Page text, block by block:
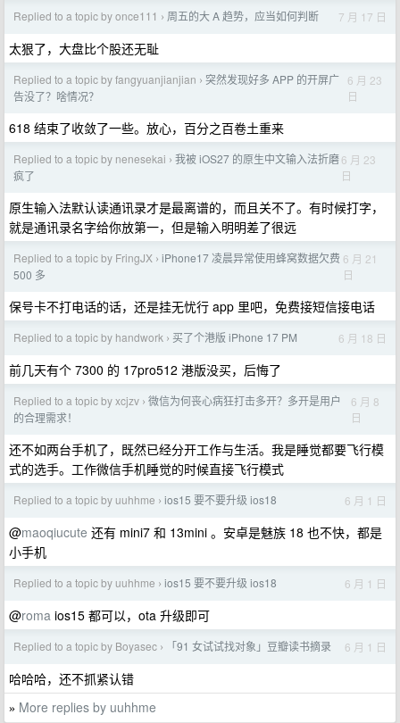
Replied to a topic by once111 › 周五的大 A 趋势，应当如何判断 7 月 17 日
太狠了，大盘比个股还无耻
Replied to a topic by fangyuanjianjian › 突然发现好多 APP 的开屏广
告没了？啥情况？
6 月 23
日
618 结束了收敛了一些。放心，百分之百卷土重来
Replied to a topic by nenesekai › 我被 iOS27 的原生中文输入法折磨
疯了
6 月 23
日
原生输入法默认读通讯录才是最离谱的，而且关不了。有时候打字，
就是通讯录名字给你放第一，但是输入明明差了很远
Replied to a topic by FringJX › iPhone17 凌晨异常使用蜂窝数据欠费
500 多
6 月 21
日
保号卡不打电话的话，还是挂无忧行 app 里吧，免费接短信接电话
Replied to a topic by handwork › 买了个港版 iPhone 17 PM 6 月 18 日
前几天有个 7300 的 17pro512 港版没买，后悔了
Replied to a topic by xcjzv › 微信为何丧心病狂打击多开？多开是用户
的合理需求！
6 月 8
日
还不如两台手机了，既然已经分开工作与生活。我是睡觉都要飞行模
式的选手。工作微信手机睡觉的时候直接飞行模式
Replied to a topic by uuhhme › ios15 要不要升级 ios18 6 月 1 日
@maoqiucute 还有 mini7 和 13mini 。安卓是魅族 18 也不快，都是
小手机
Replied to a topic by uuhhme › ios15 要不要升级 ios18 6 月 1 日
@roma ios15 都可以，ota 升级即可
Replied to a topic by Boyasec › 「91 女试试找对象」豆瓣读书摘录 6 月 1 日
哈哈哈，还不抓紧认错
» More replies by uuhhme